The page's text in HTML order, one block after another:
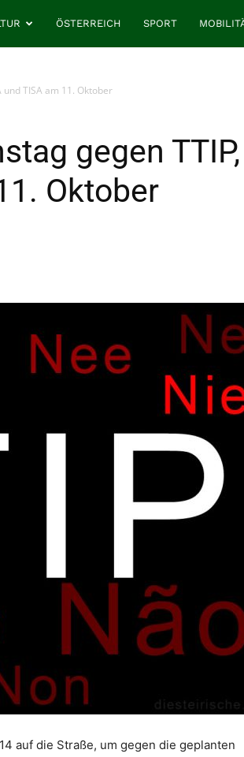
ÖSTERREICH SPORT
TISA am 11. Oktober
gegen TTIP,
Oktober
auf die Straße, um gegen die geplanten